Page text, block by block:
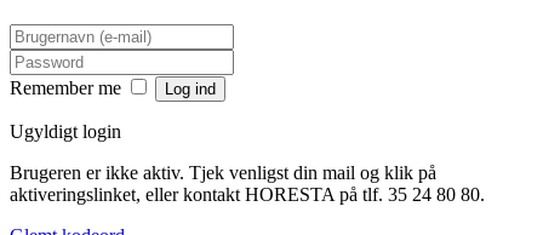
Remember me
Ugyldigt login
Brugeren er ikke aktiv. Tjek venligst din mail og klik på
aktiveringslinket, eller kontakt HORESTA på tlf. 35 24 80 80.